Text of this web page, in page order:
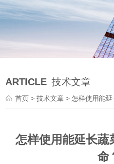
ARTICLE 技术文章
首页 >技术文章 > 怎样使用能延长
怎样使用能延长蔬
命